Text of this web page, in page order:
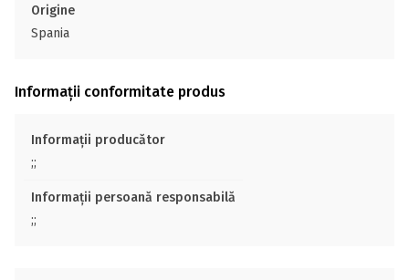
Origine
Spania
Informații conformitate produs
Informații producător
;;
Informații persoană responsabilă
;;